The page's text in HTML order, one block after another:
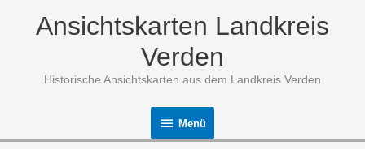
Ansichtskarten Landkreis
Verden
Historische Ansichtskarten aus dem Landkreis Verden
Menü
Menü